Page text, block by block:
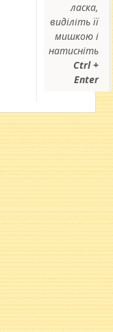
ласка,
виділіть її
мишкою і
натисніть
Ctrl +
Enter